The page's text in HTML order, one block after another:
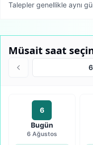
Talepler genellikle aynı
Müsait saat
6
Bugün
6 Ağustos